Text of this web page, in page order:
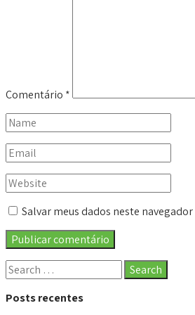
Comentário *
Salvar meus dados neste
Posts recentes